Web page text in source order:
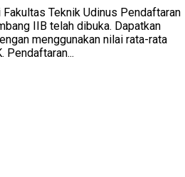
Fakultas Teknik Udinus Pendaftaran
IIB telah dibuka. Dapatkan
menggunakan nilai rata-rata
Pendaftaran...